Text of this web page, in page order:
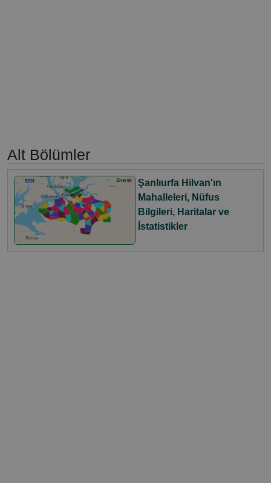
Alt Bölümler
Şanlıurfa Hilvan'ın
Mahalleleri, Nüfus
Bilgileri, Haritalar ve
İstatistikler